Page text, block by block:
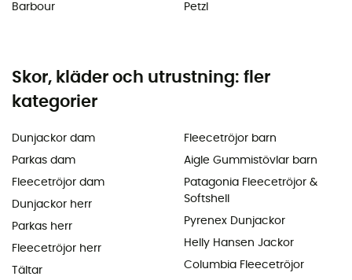
Barbour
Petzl
Skor, kläder och utrustning: fler
kategorier
Dunjackor dam
Parkas dam
Fleecetröjor dam
Dunjackor herr
Parkas herr
Fleecetröjor herr
Tältar
Fleecetröjor barn
Aigle Gummistövlar barn
Patagonia Fleecetröjor &
Softshell
Pyrenex Dunjackor
Helly Hansen Jackor
Columbia Fleecetröjor